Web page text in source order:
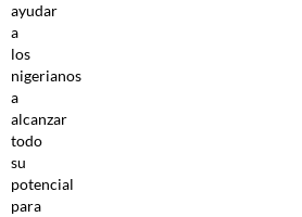
ayudar
a
los
nigerianos
a
alcanzar
todo
su
potencial
para